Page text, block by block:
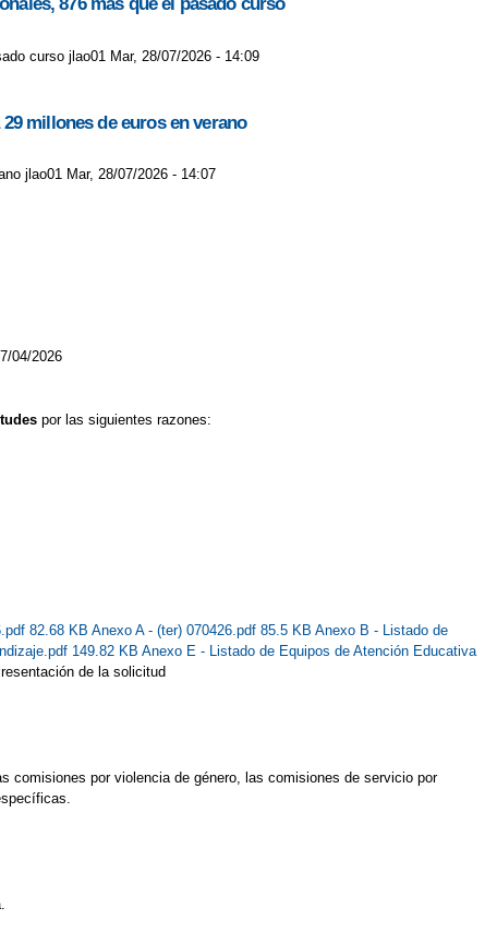
curso jlao01 Mar, 28/07/2026 - 14:09
millones de euros en verano
jlao01 Mar, 28/07/2026 - 14:07
04/2026
por las siguientes razones:
82.68 KB Anexo A - (ter) 070426.pdf 85.5 KB Anexo B - Listado de
149.82 KB Anexo E - Listado de Equipos de Atención Educativa
de la solicitud
comisiones por violencia de género, las comisiones de servicio por